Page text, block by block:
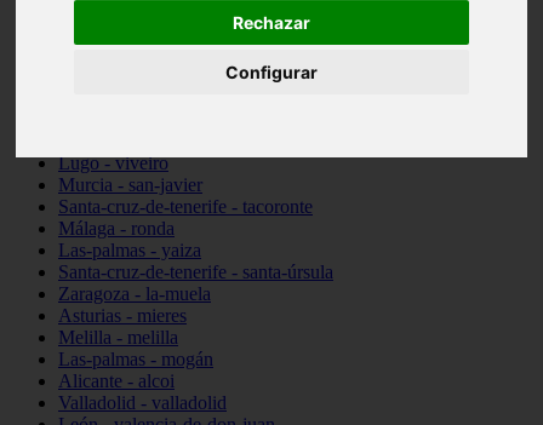
Rechazar
Configurar
Cantabria - val-de-san-vicente
Lugo - viveiro
Murcia - san-javier
Santa-cruz-de-tenerife - tacoronte
Málaga - ronda
Las-palmas - yaiza
Santa-cruz-de-tenerife - santa-úrsula
Zaragoza - la-muela
Asturias - mieres
Melilla - melilla
Las-palmas - mogán
Alicante - alcoi
Valladolid - valladolid